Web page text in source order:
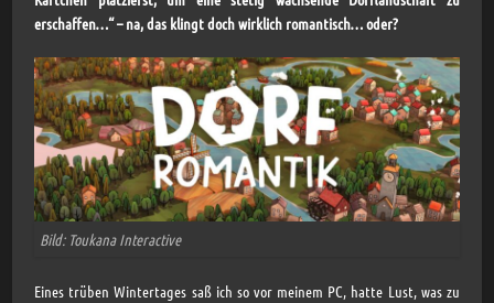
erschaffen…“ – na, das klingt doch wirklich romantisch… oder?
Bild: Toukana Interactive
Eines trüben Wintertages saß ich so vor meinem PC, hatte Lust, was zu